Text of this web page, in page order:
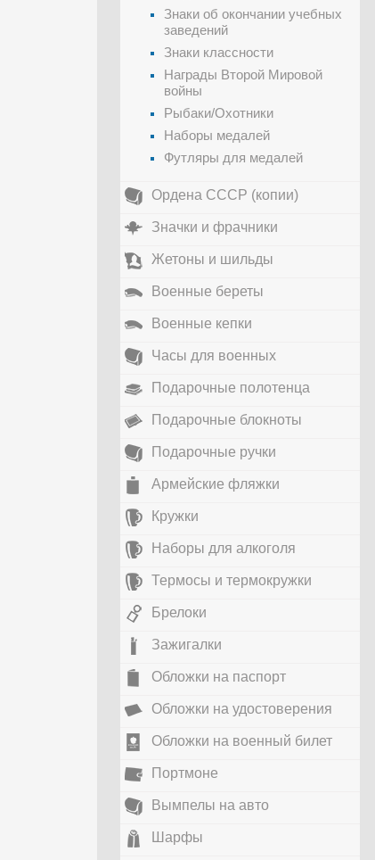
Знаки об окончании учебных
заведений
Знаки классности
Награды Второй Мировой
войны
Рыбаки/Охотники
Наборы медалей
Футляры для медалей
Ордена СССР (копии)
Значки и фрачники
Жетоны и шильды
Военные береты
Военные кепки
Часы для военных
Подарочные полотенца
Подарочные блокноты
Подарочные ручки
Армейские фляжки
Кружки
Наборы для алкоголя
Термосы и термокружки
Брелоки
Зажигалки
Обложки на паспорт
Обложки на удостоверения
Обложки на военный билет
Портмоне
Вымпелы на авто
Шарфы